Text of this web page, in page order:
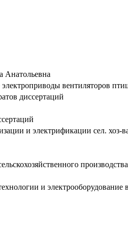
Анатольевна
вентиляторов
диссертаций
и электрификации сел. хоз-
производства
и электрооборудование